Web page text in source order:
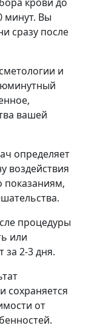
минут. Вы
сразу после
и
вашей
определяет
воздействия
показаниям,
процедуры
или
за 2-3 дня.
сохраняется
от